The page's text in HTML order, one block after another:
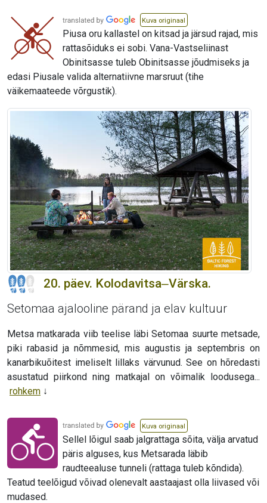
Kuva originaal
Piusa oru kallastel on kitsad ja järsud rajad, mis
rattasõiduks ei sobi. Vana-Vastseliinast
Obinitsasse tuleb Obinitsasse jõudmiseks ja
edasi Piusale valida alternatiivne marsruut (tihe
väikemaateede võrgustik).
20. päev. Kolodavitsa‒Värska.
Setomaa ajalooline pärand ja elav kultuur
Metsa matkarada viib teelise läbi Setomaa suurte metsade,
piki rabasid ja nõmmesid, mis augustis ja septembris on
kanarbikuõitest imeliselt lillaks värvunud. See on hõredasti
asustatud piirkond ning matkajal on võimalik loodusega...
rohkem
Kuva originaal
Sellel lõigul saab jalgrattaga sõita, välja arvatud
päris alguses, kus Metsarada läbib
raudteealuse tunneli (rattaga tuleb kõndida).
Teatud teelõigud võivad olenevalt aastaajast olla liivased või
mudased.